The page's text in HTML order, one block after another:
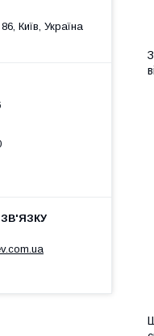
Київ, Україна